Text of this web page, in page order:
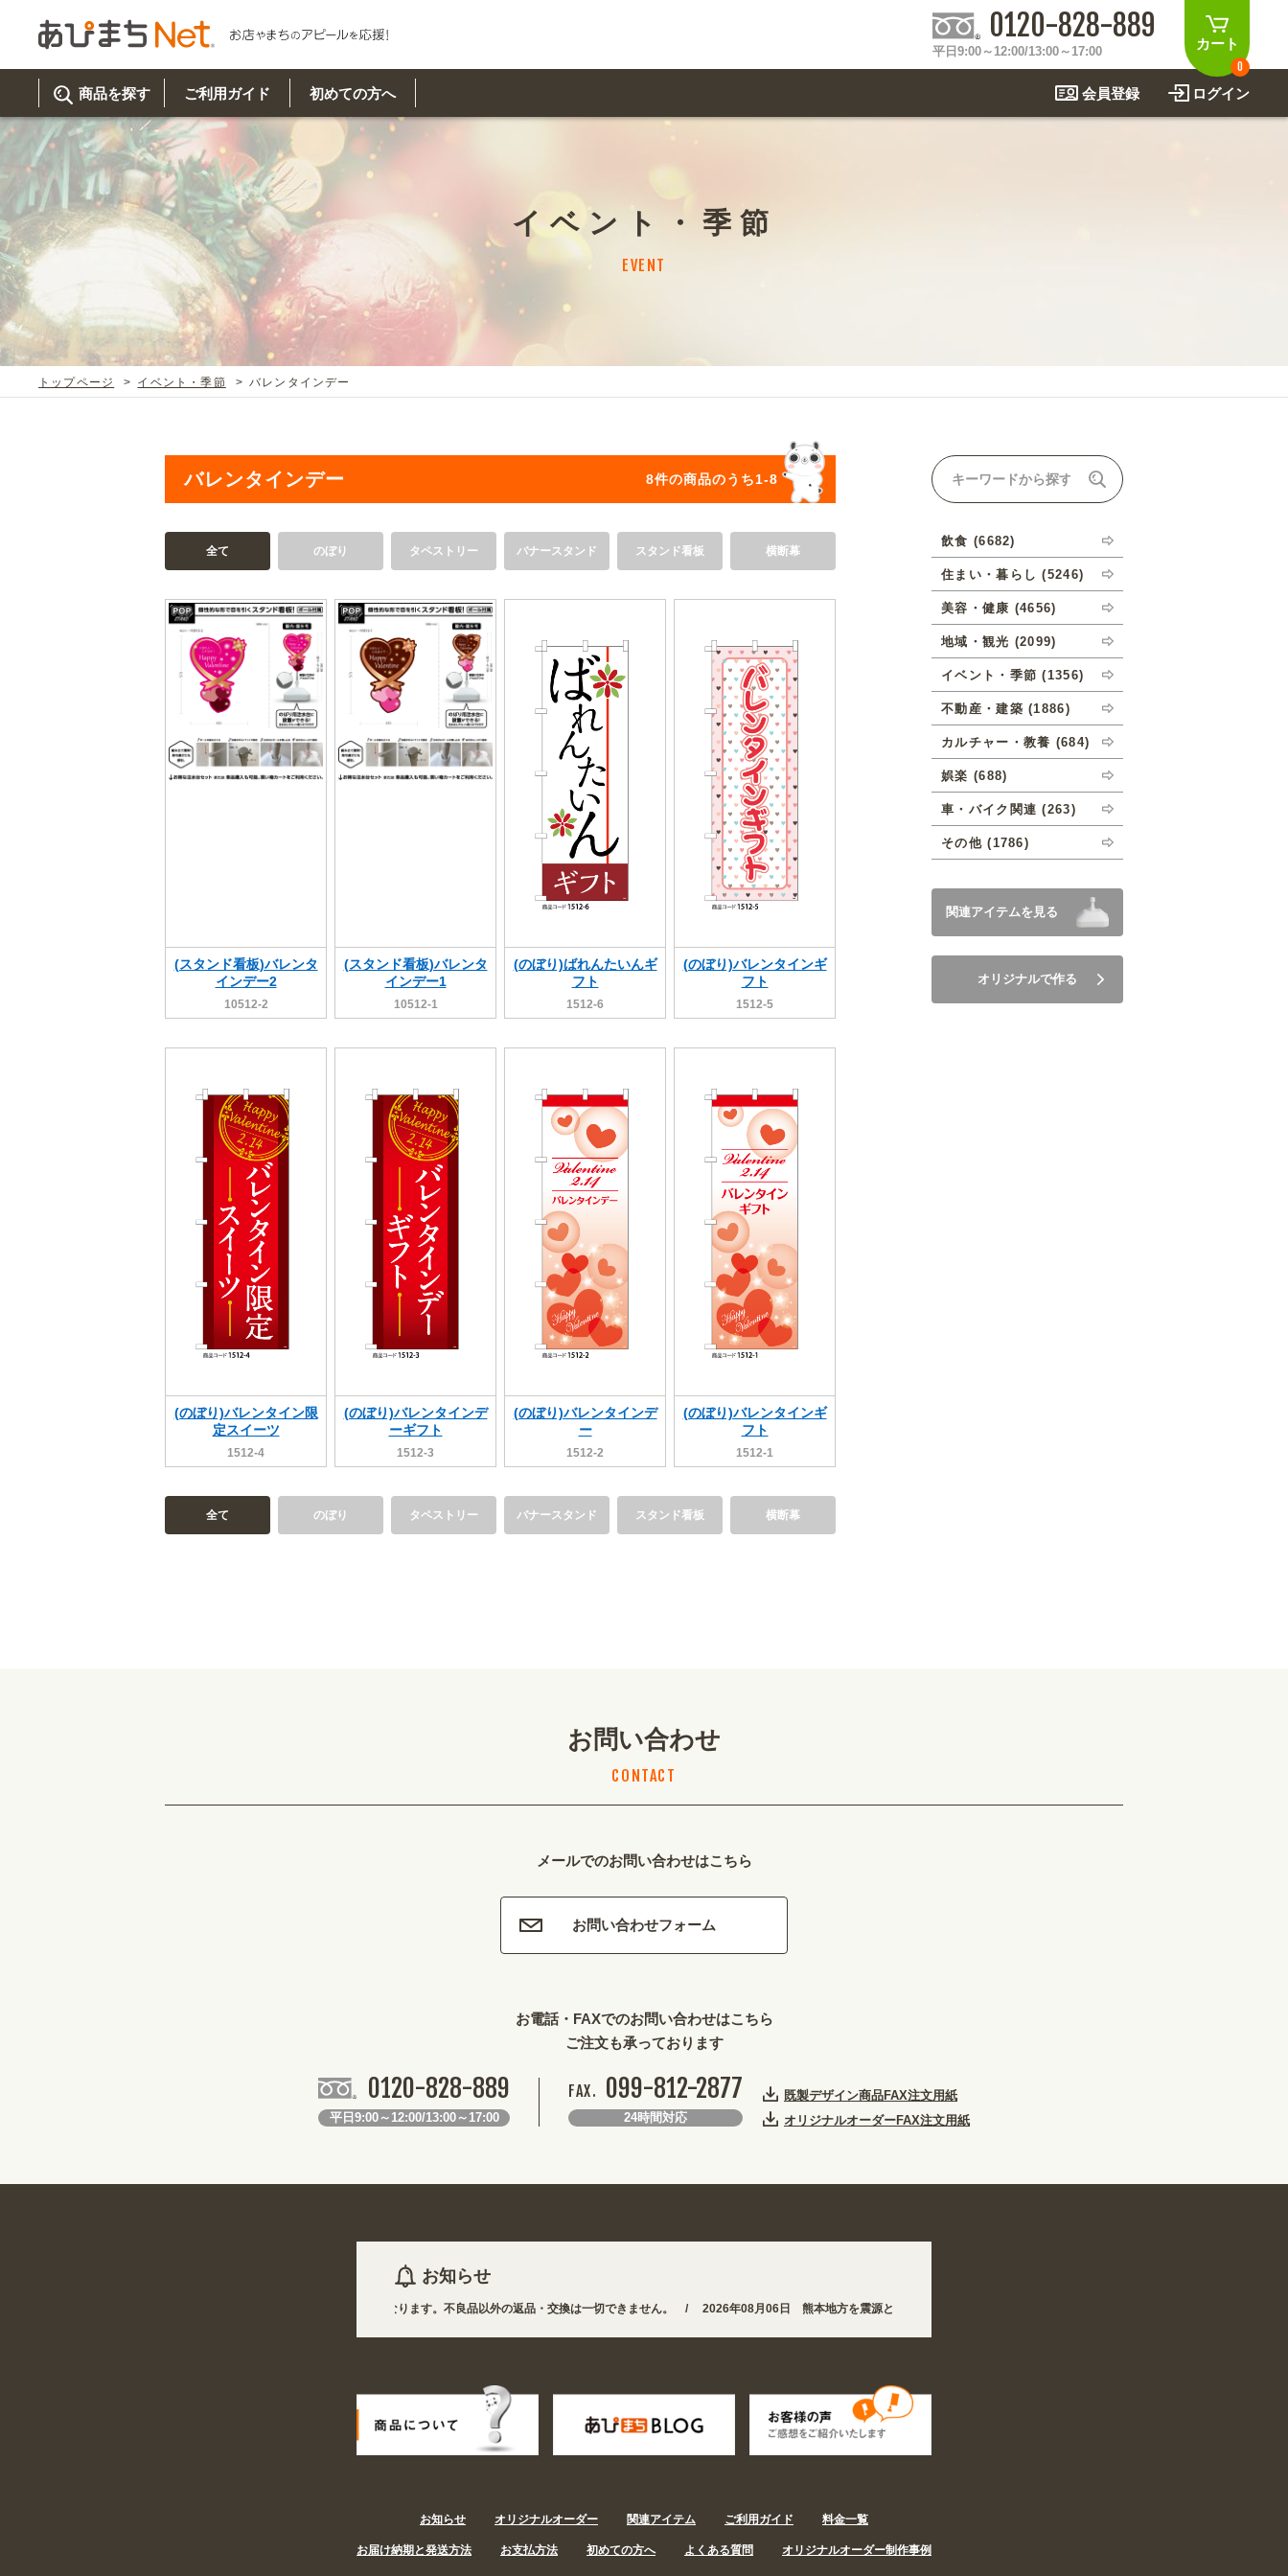
カート
0
0120-828-889
平日9:00～12:00/13:00～17:00
ログイン
会員登録
商品を探す
チュクミ 韓国グルメ
住まい・暮らし
地域・観光
イベント・季節
カルチャー・教養 娯楽
オリジナルオーダーについて
ご利用ガイド
取り扱い商品一覧
初めての方へ
イベント・季節
EVENT
トップページ イベント・季節 バレンタインデー
バレンタインデー 8件の商品のうち1-8
全て のぼり タペストリー バナースタンド スタンド看板 横断幕
(スタンド看板)バレンタ
インデー2
10512-2
(スタンド看板)バレンタ
インデー1
10512-1
(のぼり)ばれんたいんギ
フト
1512-6
(のぼり)バレンタインギ
フト
1512-5
(のぼり)バレンタイン限
定スイーツ
1512-4
(のぼり)バレンタインデ
ーギフト
1512-3
(のぼり)バレンタインデ
ー
1512-2
(のぼり)バレンタインギ
フト
1512-1
全て のぼり タペストリー バナースタンド スタンド看板 横断幕
飲食 (6682)
住まい・暮らし (5246)
美容・健康 (4656)
地域・観光 (2099)
イベント・季節 (1356)
不動産・建築 (1886)
カルチャー・教養 (684)
娯楽 (688)
車・バイク関連 (263)
その他 (1786)
関連アイテムを見る
オリジナルで作る
お問い合わせ
CONTACT
メールでのお問い合わせはこちら
お問い合わせフォーム
お電話・FAXでのお問い合わせはこちら
ご注文も承っております
0120-828-889
平日9:00～12:00/13:00～17:00
FAX. 099-812-2877
24時間対応
既製デザイン商品FAX注文用紙
オリジナルオーダーFAX注文用紙
お知らせ
年08月06日 商品は一部(ポール・注水台など)を除き受注生産となります。不良品以外の返品・交換は一切できません。 /
2026年08月06日 熊本地方を震源とする地震の影響で、各地において道路状況の悪化や交通規制により配送に遅延が
お知らせ オリジナルオーダー 関連アイテム ご利用ガイド 料金一覧
お届け納期と発送方法 お支払方法 初めての方へ よくある質問 オリジナルオーダー制作事例